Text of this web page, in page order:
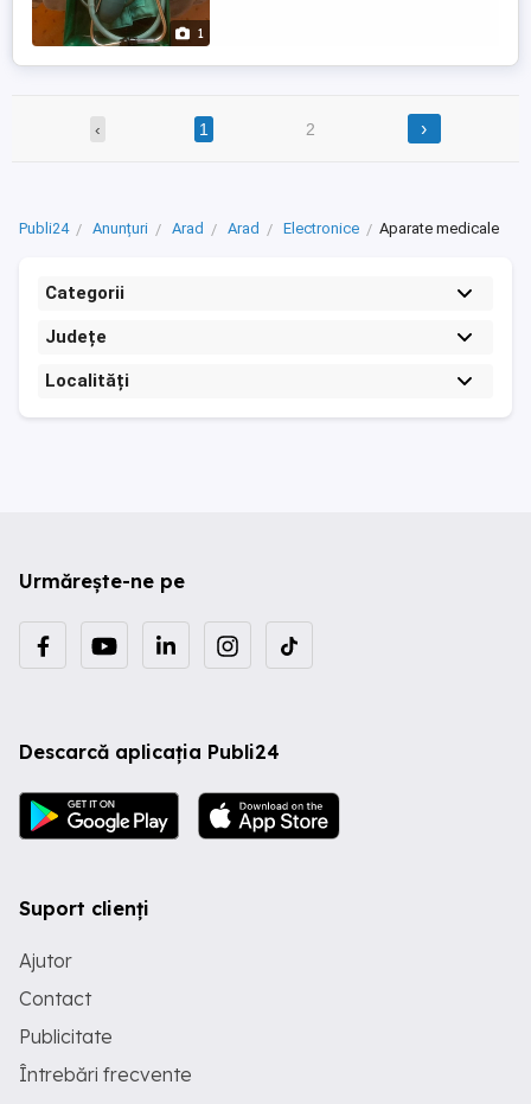
1
‹ 1 2 ›
Publi24 Anunțuri Arad Arad Electronice Aparate medicale
Categorii
Județe
Localități
Urmărește-ne pe
Descarcă aplicația Publi24
Suport clienți
Ajutor
Contact
Publicitate
Întrebări frecvente